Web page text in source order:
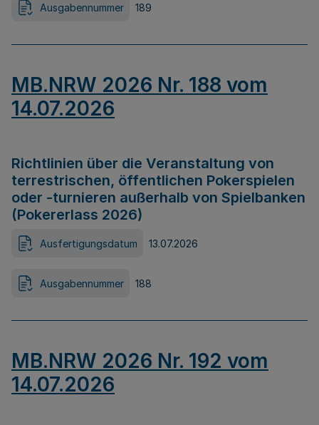
Ausgabennummer 189
MB.NRW 2026 Nr. 188 vom
14.07.2026
Richtlinien über die Veranstaltung von
terrestrischen, öffentlichen Pokerspielen
oder -turnieren außerhalb von Spielbanken
(Pokererlass 2026)
Ausfertigungsdatum 13.07.2026
Ausgabennummer 188
MB.NRW 2026 Nr. 192 vom
14.07.2026